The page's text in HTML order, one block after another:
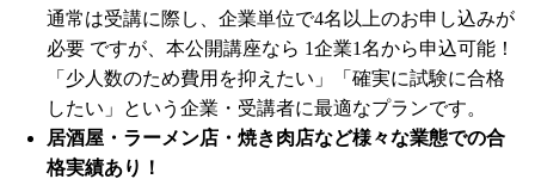
通常は受講に際し、企業単位で4名以上のお申し込みが
必要 ですが、本公開講座なら 1企業1名から申込可能！
「少人数のため費用を抑えたい」「確実に試験に合格
したい」という企業・受講者に最適なプランです。
居酒屋・ラーメン店・焼き肉店など様々な業態での合
格実績あり！